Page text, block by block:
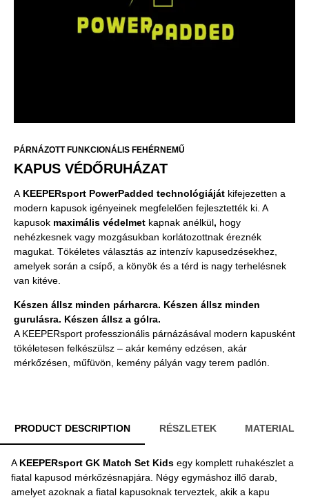
PÁRNÁZOTT FUNKCIONÁLIS FEHÉRNEMŰ
KAPUS VÉDŐRUHÁZAT
A KEEPERsport PowerPadded technológiáját kifejezetten a
modern kapusok igényeinek megfelelően fejlesztették ki. A
kapusok maximális védelmet kapnak anélkül, hogy
nehézkesnek vagy mozgásukban korlátozottnak éreznék
magukat. Tökéletes választás az intenzív kapusedzésekhez,
amelyek során a csípő, a könyök és a térd is nagy terhelésnek
van kitéve.
Készen állsz minden párharcra. Készen állsz minden
gurulásra. Készen állsz a gólra.
A KEEPERsport professzionális párnázásával modern kapusként
tökéletesen felkészülsz – akár kemény edzésen, akár
mérkőzésen, műfüvön, kemény pályán vagy terem padlón.
PRODUCT DESCRIPTION RÉSZLETEK MATERIAL
A KEEPERsport GK Match Set Kids egy komplett ruhakészlet a
fiatal kapusod mérkőzésnapjára. Négy egymáshoz illő darab,
amelyet azoknak a fiatal kapusoknak terveztek, akik a kapu